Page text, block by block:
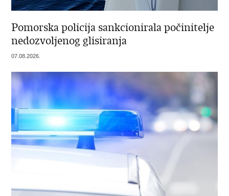
Pomorska policija sankcionirala počinitelje
nedozvoljenog glisiranja
07.08.2026.